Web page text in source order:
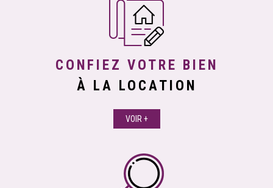
CONFIEZ VOTRE BIEN
À LA LOCATION
VOIR +